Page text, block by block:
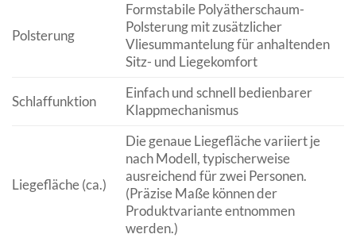
Polsterung
Formstabile Polyätherschaum-
Polsterung mit zusätzlicher
Vliesummantelung für anhaltenden
Sitz- und Liegekomfort
Schlaffunktion
Einfach und schnell bedienbarer
Klappmechanismus
Liegefläche (ca.)
Die genaue Liegefläche variiert je
nach Modell, typischerweise
ausreichend für zwei Personen.
(Präzise Maße können der
Produktvariante entnommen
werden.)